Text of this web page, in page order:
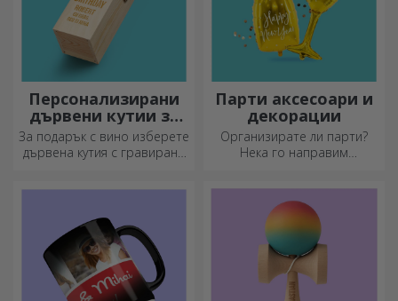
Персонализирани
дървени кутии за
вино
За подарък с вино изберете
дървена кутия с гравирани
Парти аксесоари и
декорации
Организирате ли парти?
Нека го направим
декорациите за партита са
създадени, за да оживят
атмосферата.